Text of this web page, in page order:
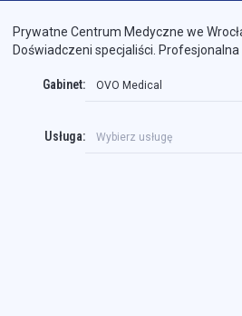
Prywatne Centrum Medyczne we
Doświadczeni specjaliści.
Gabinet: OVO Medical
Usługa: Wybierz usługę